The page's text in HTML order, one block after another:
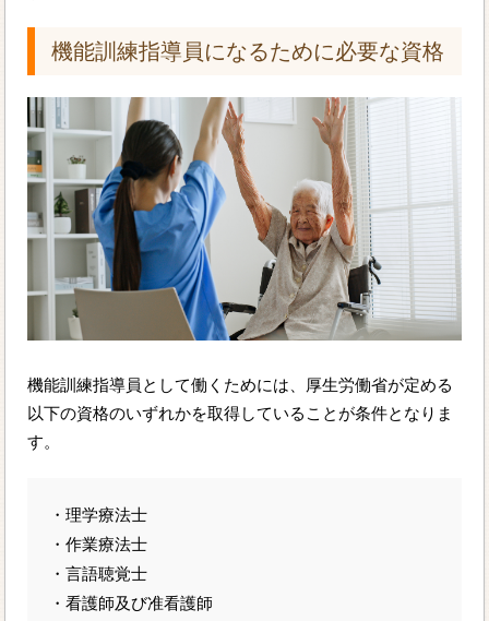
機能訓練指導員になるために必要な資格
機能訓練指導員として働くためには、厚生労働省が定める
以下の資格のいずれかを取得していることが条件となりま
す。
・理学療法士
・作業療法士
・言語聴覚士
・看護師及び准看護師